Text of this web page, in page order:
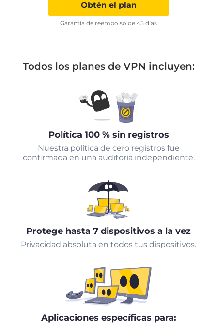
Obtén el plan
Garantía de reembolso de 45 días
Todos los planes de VPN incluyen:
Política 100 % sin registros
Nuestra política de cero registros fue
confirmada en una auditoría independiente.
Protege hasta 7 dispositivos a la vez
Privacidad absoluta en todos tus dispositivos.
Aplicaciones específicas para: